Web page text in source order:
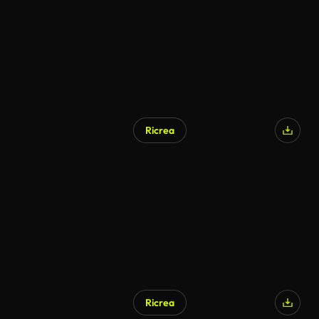
Ricrea
Ricrea